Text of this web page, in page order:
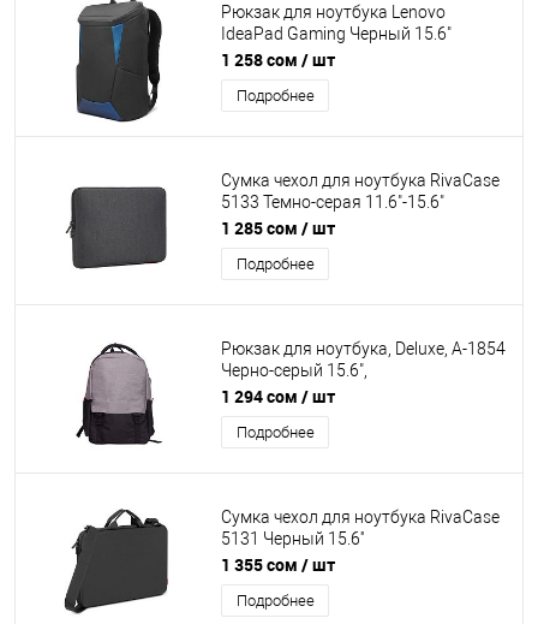
Рюкзак для ноутбука Lenovo
IdeaPad Gaming Черный 15.6"
Водоотталкивающая ткань.
Смягчающие наплечные ремни с
регулировкой. встроенный
[GX40Z24050]
1 258 сом / шт
Подробнее
Сумка чехол для ноутбука RivaCase
5133 Темно-серая 11.6"-15.6"
MacBook Pro 16 and Ultrabook sleeve.
Материала LRPU с эффектом
памяти. Застежка молния.
1 285 сом / шт
Подробнее
Рюкзак для ноутбука, Deluxe, A-1854
Черно-серый 15.6",
Водоотталкивающая ткань.
Смягчающие наплечные ремни с
регулировкой. Внешнее отделение
Полиэстер, Встроенный USB шнур
1 294 сом / шт
Подробнее
Сумка чехол для ноутбука RivaCase
5131 Черный 15.6''
Водоотталкивающая ткань.
Внутренние накладки по углам,
плечевой ремень
1 355 сом / шт
Подробнее